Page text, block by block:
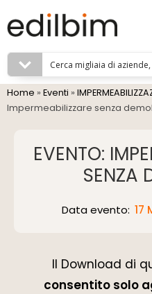
Home » Eventi »
Impermeabilizzare senza
EVENTO:
SENZA
Data evento: 17
Il Download di
consentito solo